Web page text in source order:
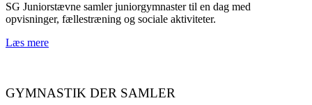
SG Juniorstævne samler juniorgymnaster til en dag med
opvisninger, fællestræning og sociale aktiviteter.
Læs mere
GYMNASTIK DER SAMLER